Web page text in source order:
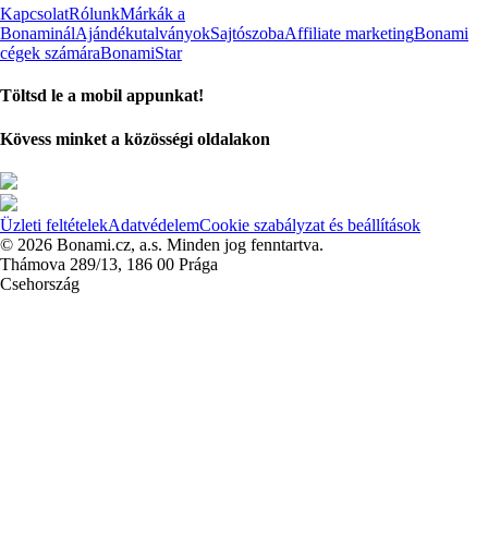
KapcsolatRólunkMárkák a
BonaminálAjándékutalványokSajtószobaAffiliate marketingBonami
cégek számáraBonamiStar
Töltsd le a mobil appunkat!
Kövess minket a közösségi oldalakon
Üzleti feltételekAdatvédelemCookie szabályzat és beállítások
© 2026 Bonami.cz, a.s. Minden jog fenntartva.
Thámova 289/13, 186 00 Prága
Csehország